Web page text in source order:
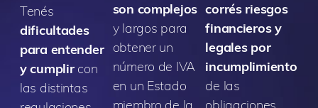
Tenés
dificultades
para entender
y cumplircon
las distintas
son complejos
y largos para
obtener un
número de IVA
en un Estado
corrés riesgos
financieros y
legales por
incumplimiento
de las